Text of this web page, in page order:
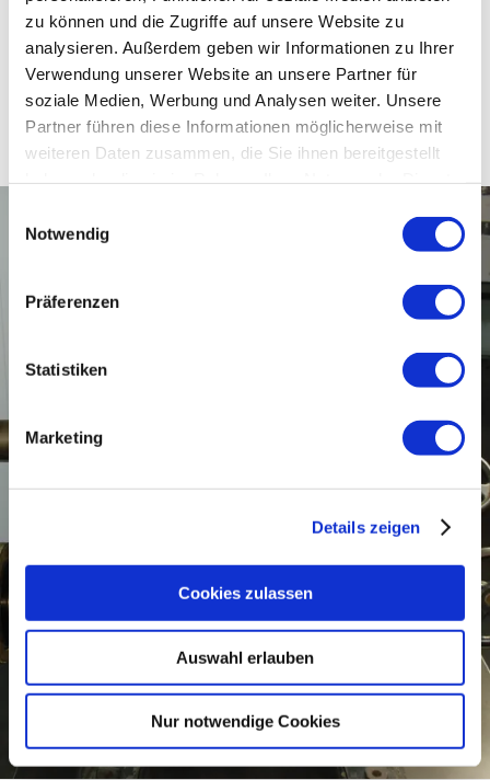
zu können und die Zugriffe auf unsere Website zu
analysieren. Außerdem geben wir Informationen zu Ihrer
Verwendung unserer Website an unsere Partner für
soziale Medien, Werbung und Analysen weiter. Unsere
Partner führen diese Informationen möglicherweise mit
weiteren Daten zusammen, die Sie ihnen bereitgestellt
Notwendig
Präferenzen
Statistiken
Marketing
Details zeigen
Cookies zulassen
Auswahl erlauben
Nur notwendige Cookies
Mit der Chiemgau Karte gibt es pro angefangener
Urlaubswoche 1x freien Eintritt